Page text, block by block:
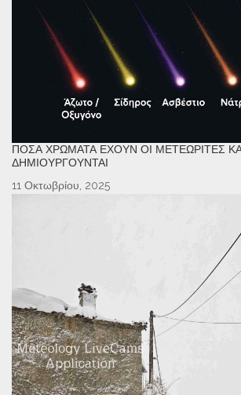
ΠΌΣΑ ΧΡΏΜΑΤΑ ΈΧΟΥΝ ΟΙ ΜΕΤΕΩΡΊΤΕΣ
ΔΗΜΙΟΥΡΓΟΎΝΤΑΙ
11 Οκτωβρίου, 2025